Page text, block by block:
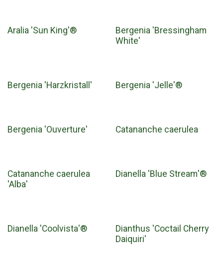
Aralia 'Sun King'®
Bergenia 'Bressingham
White'
Bergenia 'Harzkristall' Bergenia 'Jelle'®
Bergenia 'Ouverture' Catananche caerulea
Catananche caerulea
'Alba'
Dianella 'Blue Stream'®
Dianella 'Coolvista'®
Dianthus 'Coctail Cherry
Daiquiri'